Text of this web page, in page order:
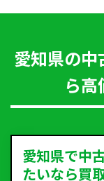
愛知県の
ら高
愛知県で中
たいなら買